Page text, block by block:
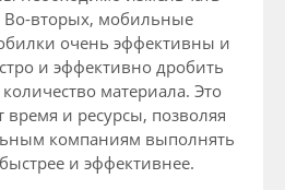
Во-вторых, мобильные
очень эффективны и
и эффективно дробить
материала. Это
время и ресурсы, позволяя
компаниям выполнять
и эффективнее.